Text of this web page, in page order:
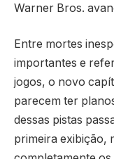
Warner Bros.
Entre mortes
importantes e
jogos, o novo
parecem ter
dessas pistas
primeira exibição,